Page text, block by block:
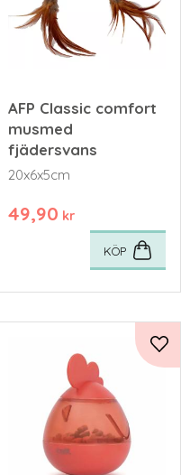
AFP Classic comfort
musmed
fjädersvans
20x6x5cm
49,90 kr
KÖP
i favoriter